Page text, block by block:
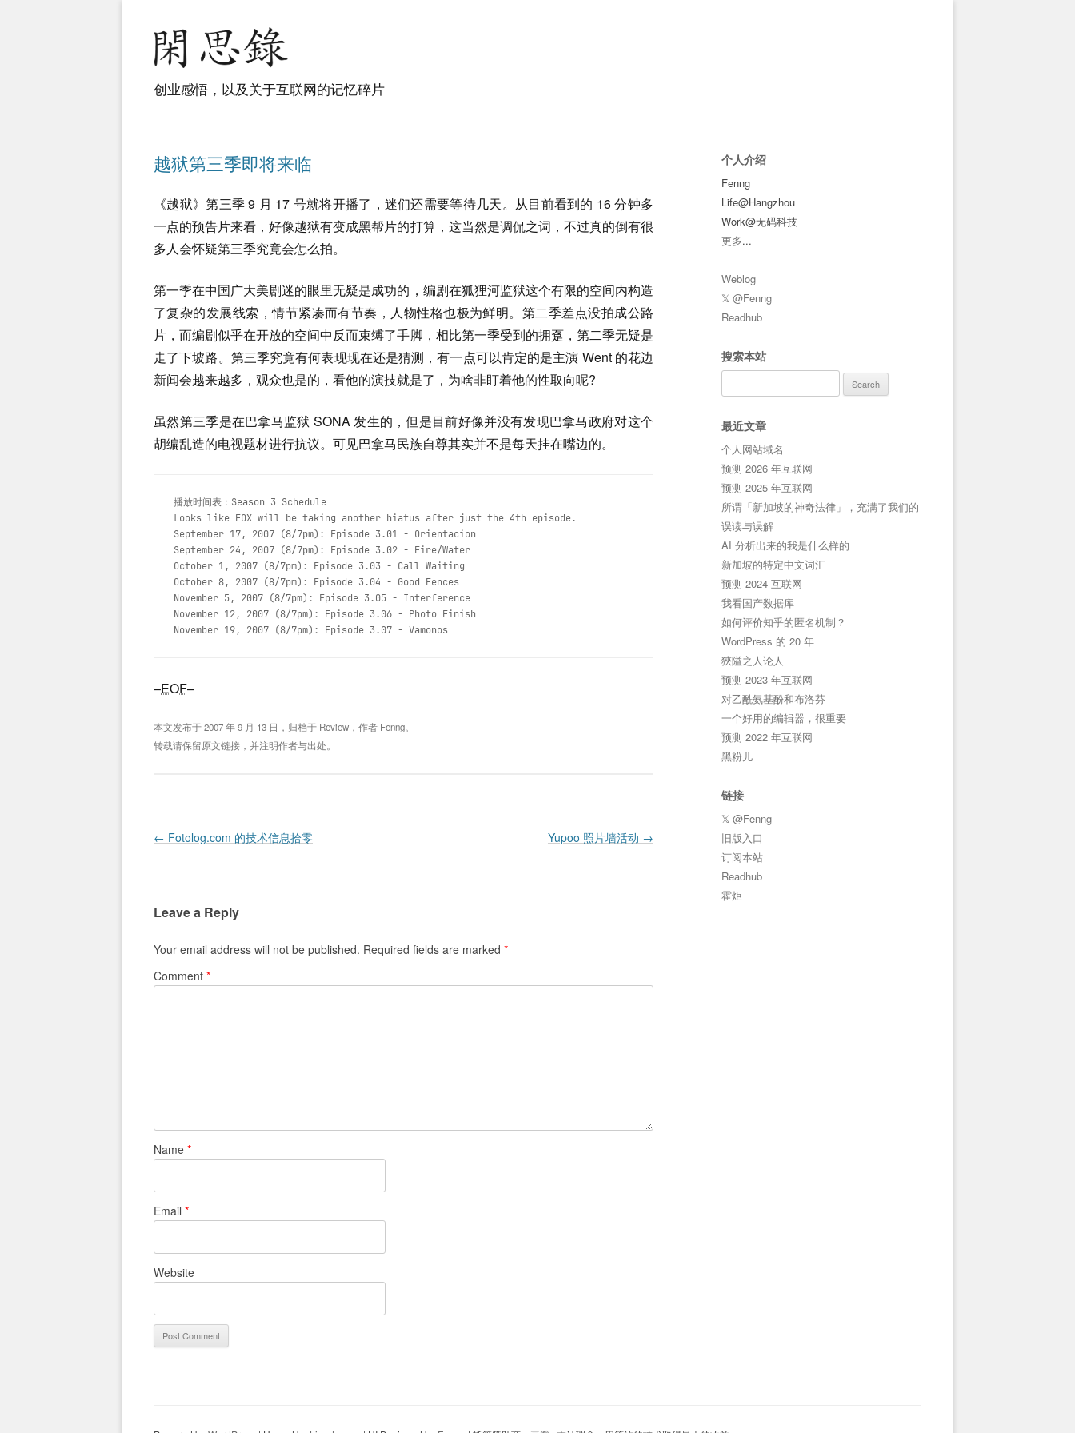
创业感悟，以及关于互联网的记忆碎片
越狱第三季即将来临
《越狱》第三季 9 月 17 号就将开播了，迷们还需要等待几天。从目前看到的 16 分钟多
一点的预告片来看，好像越狱有变成黑帮片的打算，这当然是调侃之词，不过真的倒有很
多人会怀疑第三季究竟会怎么拍。
第一季在中国广大美剧迷的眼里无疑是成功的，编剧在狐狸河监狱这个有限的空间内构造
了复杂的发展线索，情节紧凑而有节奏，人物性格也极为鲜明。第二季差点没拍成公路
片，而编剧似乎在开放的空间中反而束缚了手脚，相比第一季受到的拥趸，第二季无疑是
走了下坡路。第三季究竟有何表现现在还是猜测，有一点可以肯定的是主演 Went 的花边
新闻会越来越多，观众也是的，看他的演技就是了，为啥非盯着他的性取向呢?
虽然第三季是在巴拿马监狱 SONA 发生的，但是目前好像并没有发现巴拿马政府对这个
胡编乱造的电视题材进行抗议。可见巴拿马民族自尊其实并不是每天挂在嘴边的。
播放时间表：Season 3 Schedule
Looks like FOX will be taking another hiatus after just the 4th episode.
September 17, 2007 (8/7pm): Episode 3.01 - Orientacion
September 24, 2007 (8/7pm): Episode 3.02 - Fire/Water
October 1, 2007 (8/7pm): Episode 3.03 - Call Waiting
October 8, 2007 (8/7pm): Episode 3.04 - Good Fences
November 5, 2007 (8/7pm): Episode 3.05 - Interference
November 12, 2007 (8/7pm): Episode 3.06 - Photo Finish
November 19, 2007 (8/7pm): Episode 3.07 - Vamonos
–EOF–
本文发布于2007 年 9 月 13 日 ，归档于 Review ，作者 Fenng。
转载请保留原文链接，并注明作者与出处。
Post navigation
← Fotolog.com 的技术信息拾零 Yupoo 照片墙活动 →
Leave a Reply
Your email address will not be published. Required fields are marked *
Comment *
Name *
Email *
Website
个人介绍
Fenng
Life@Hangzhou
Work@无码科技
更多...
Weblog
𝕏 @Fenng
Readhub
搜索本站
for:
最近文章
个人网站域名
预测 2026 年互联网
预测 2025 年互联网
所谓「新加坡的神奇法律」，充满了我们的
误读与误解
AI 分析出来的我是什么样的
新加坡的特定中文词汇
预测 2024 互联网
我看国产数据库
如何评价知乎的匿名机制？
WordPress 的 20 年
狹隘之人论人
预测 2023 年互联网
对乙酰氨基酚和布洛芬
一个好用的编辑器，很重要
预测 2022 年互联网
黑粉儿
链接
𝕏 @Fenng
旧版入口
订阅本站
Readhub
霍炬